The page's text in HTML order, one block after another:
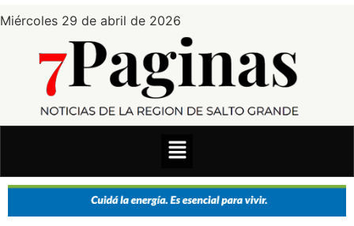
Miércoles 29 de abril de 2026